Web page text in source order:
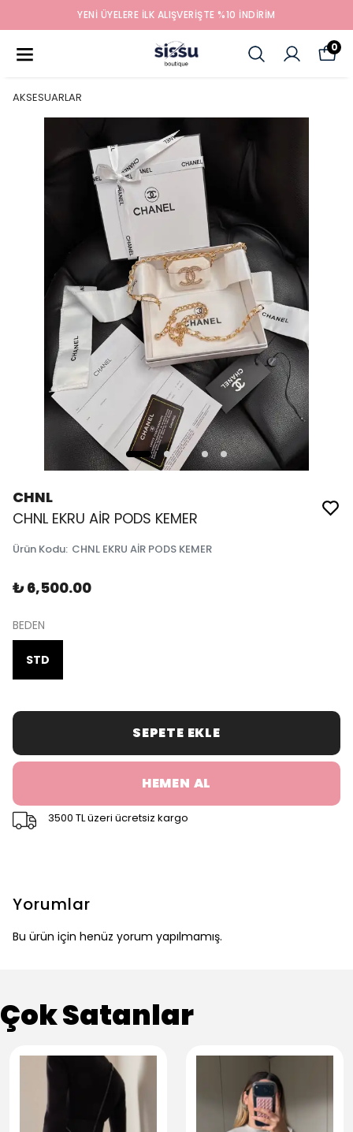
YENİ ÜYELERE İLK ALIŞVERİŞTE %10 İNDİRİM
0
AKSESUARLAR
CHNL
CHNL EKRU AİR PODS KEMER
Ürün Kodu: CHNL EKRU AİR PODS KEMER
₺ 6,500.00
BEDEN
STD
SEPETE EKLE
HEMEN AL
3500 TL üzeri ücretsiz kargo
Yorumlar
Bu ürün için henüz yorum yapılmamış.
Çok Satanlar